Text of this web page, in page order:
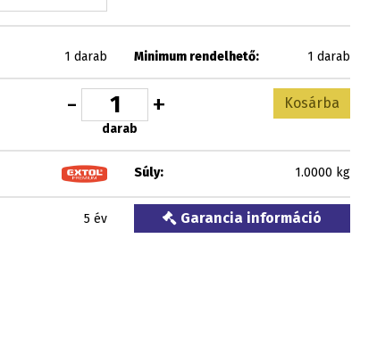
1 darab Minimum rendelhető: 1 darab
- +
darab
Kosárba
Súly: 1.0000 kg
5 év Garancia információ